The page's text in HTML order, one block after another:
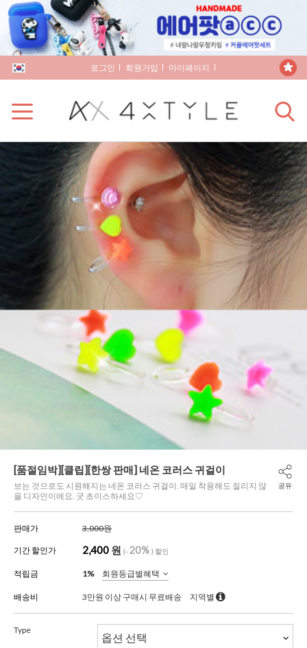
로그인 회원가입 마이페이지
[품절임박][클립][한쌍 판매] 네온 코러스 귀걸이
보는 것으로도 시원해지는 네온 코러스 귀걸이. 매일 착용해도 질리지 않
을 디자인이에요. 굿 초이스하세요♡
공유
판매가 3,000원
기간 할인가 2,400 원 (-20% ) 할인
적립금 1% 회원등급별혜택
배송비 3만원 이상 구매시 무료배송 지역별
Type